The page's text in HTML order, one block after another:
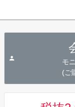
モ
(ご